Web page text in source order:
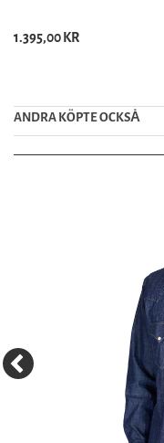
1.395,00 KR
ANDRA KÖPTE OCKSȦ